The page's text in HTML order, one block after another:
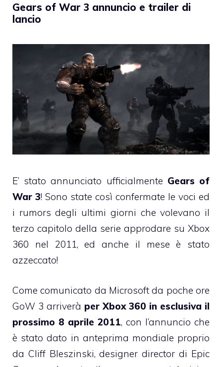
Gears of War 3 annuncio e trailer di
lancio
E’ stato annunciato ufficialmente Gears of
War 3! Sono state così confermate le voci ed
i rumors degli ultimi giorni che volevano il
terzo capitolo della serie approdare su Xbox
360 nel 2011, ed anche il mese è stato
azzeccato!
Come comunicato da Microsoft da poche ore
GoW 3 arriverà per Xbox 360 in esclusiva il
prossimo 8 aprile 2011, con l’annuncio che
è stato dato in anteprima mondiale proprio
da Cliff Bleszinski, designer director di Epic